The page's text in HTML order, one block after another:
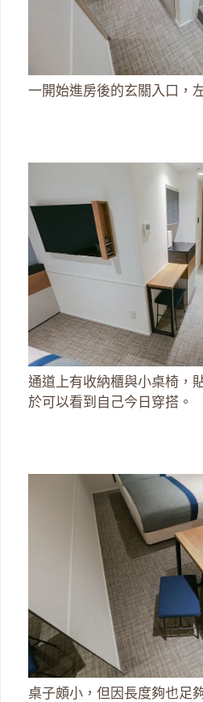
一開始進房後的玄關入口，
通道上有收納櫃與小桌椅，
於可以看到自己今日穿搭。
桌子頗小，但因長度夠也足